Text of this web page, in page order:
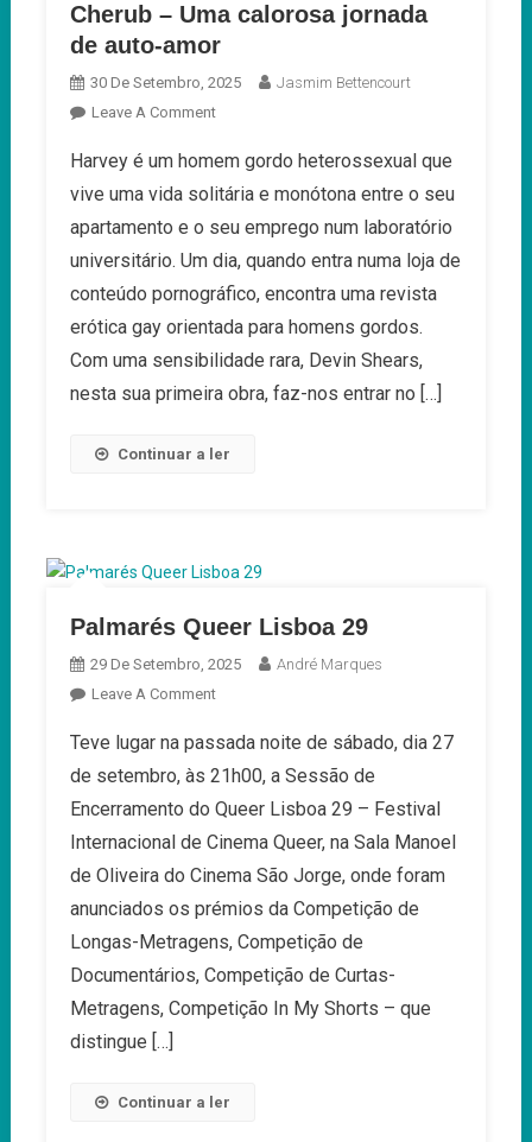
Cherub – Uma calorosa jornada
de auto-amor
30 De Setembro, 2025
Jasmim Bettencourt
Leave A CommentOn
–
Uma
Calorosa
Auto-
Amor
Harvey é um homem gordo heterossexual que
vive uma vida solitária e monótona entre o seu
apartamento e o seu emprego num laboratório
universitário. Um dia, quando entra numa loja de
conteúdo pornográfico, encontra uma revista
erótica gay orientada para homens gordos.
Com uma sensibilidade rara, Devin Shears,
nesta sua primeira obra, faz-nos entrar no […]
Continuar a ler
Palmarés Queer Lisboa 29
29 De Setembro, 2025
André Marques
Leave A CommentOn
Queer
Lisboa
29
Teve lugar na passada noite de sábado, dia 27
de setembro, às 21h00, a Sessão de
Encerramento do Queer Lisboa 29 – Festival
Internacional de Cinema Queer, na Sala Manoel
de Oliveira do Cinema São Jorge, onde foram
anunciados os prémios da Competição de
Longas-Metragens, Competição de
Documentários, Competição de Curtas-
Metragens, Competição In My Shorts – que
distingue […]
Continuar a ler